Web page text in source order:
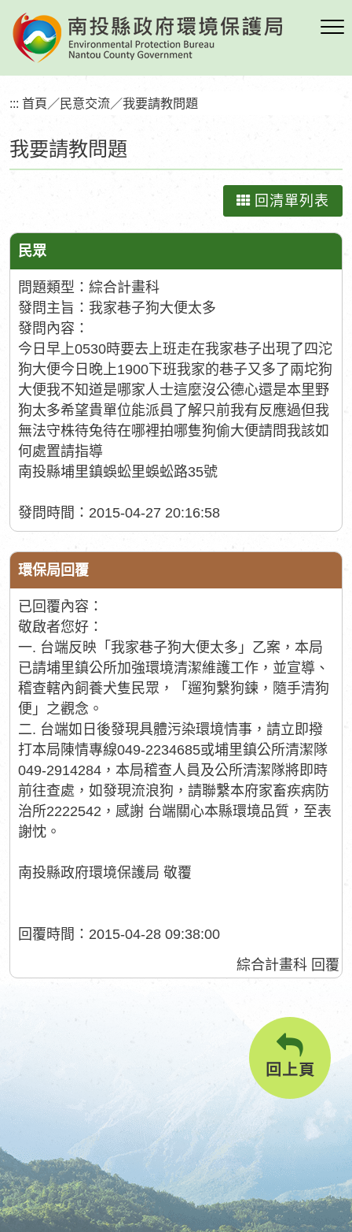
到
要
區
塊我要請教問題
::: 首頁 ／民意交流／我要請教問題
回清單列表
民眾
問題類型：綜合計畫科
發問主旨：我家巷子狗大便太多
發問內容：
今日早上0530時要去上班走在我家巷子出現了四沱
狗大便今日晚上1900下班我家的巷子又多了兩坨狗
大便我不知道是哪家人士這麼沒公德心還是本里野
狗太多希望貴單位能派員了解只前我有反應過但我
無法守株待兔待在哪裡拍哪隻狗偷大便請問我該如
何處置請指導
南投縣埔里鎮蜈蚣里蜈蚣路35號
發問時間：2015-04-27 20:16:58
環保局回覆
已回覆內容：
敬啟者您好：
一. 台端反映「我家巷子狗大便太多」乙案，本局
已請埔里鎮公所加強環境清潔維護工作，並宣導、
稽查轄內飼養犬隻民眾，「遛狗繫狗鍊，隨手清狗
便」之觀念。
二. 台端如日後發現具體污染環境情事，請立即撥
打本局陳情專線049-2234685或埔里鎮公所清潔隊
049-2914284，本局稽查人員及公所清潔隊將即時
前往查處，如發現流浪狗，請聯繫本府家畜疾病防
治所2222542，感謝 台端關心本縣環境品質，至表
謝忱。
南投縣政府環境保護局 敬覆
回覆時間：2015-04-28 09:38:00
綜合計畫科 回覆
回上頁